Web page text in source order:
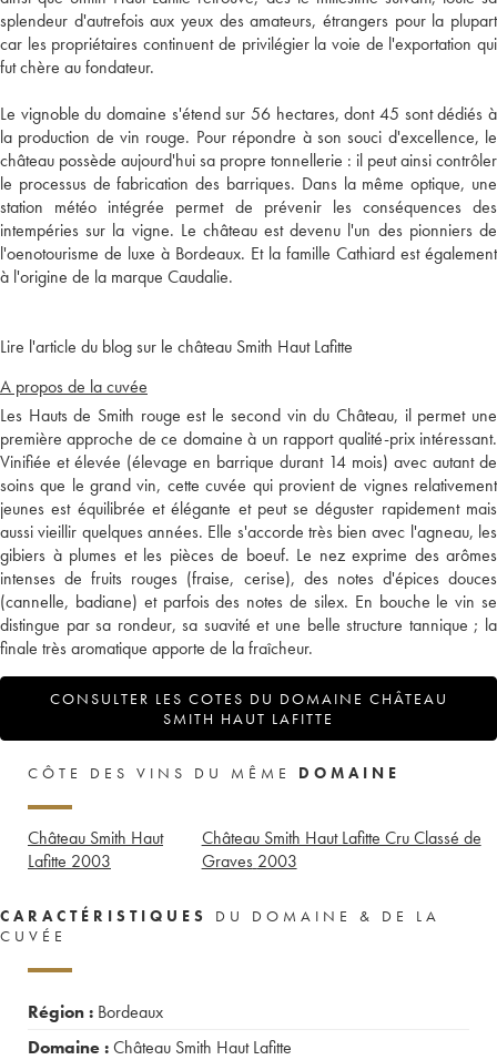
splendeur d'autrefois aux yeux des amateurs, étrangers pour la plupart
car les propriétaires continuent de privilégier la voie de l'exportation qui
fut chère au fondateur.
Le vignoble du domaine s'étend sur 56 hectares, dont 45 sont dédiés à
la production de vin rouge. Pour répondre à son souci d'excellence, le
château possède aujourd'hui sa propre tonnellerie : il peut ainsi contrôler
le processus de fabrication des barriques. Dans la même optique, une
station météo intégrée permet de prévenir les conséquences des
intempéries sur la vigne. Le château est devenu l'un des pionniers de
l'oenotourisme de luxe à Bordeaux. Et la famille Cathiard est également
à l'origine de la marque Caudalie.
Lire l'article du blog sur le château Smith Haut Lafitte
A propos de la cuvée
Les Hauts de Smith rouge est le second vin du Château, il permet une
première approche de ce domaine à un rapport qualité-prix intéressant.
Vinifiée et élevée (élevage en barrique durant 14 mois) avec autant de
soins que le grand vin, cette cuvée qui provient de vignes relativement
jeunes est équilibrée et élégante et peut se déguster rapidement mais
aussi vieillir quelques années. Elle s'accorde très bien avec l'agneau, les
gibiers à plumes et les pièces de boeuf. Le nez exprime des arômes
intenses de fruits rouges (fraise, cerise), des notes d'épices douces
(cannelle, badiane) et parfois des notes de silex. En bouche le vin se
distingue par sa rondeur, sa suavité et une belle structure tannique ; la
finale très aromatique apporte de la fraîcheur.
CONSULTER LES COTES DU DOMAINE CHÂTEAU
SMITH HAUT LAFITTE
CÔTE DES VINS DU MÊME DOMAINE
Château Smith Haut
Lafitte 2003
Château Smith Haut Lafitte Cru Classé de
Graves 2003
CARACTÉRISTIQUES
DU DOMAINE & DE LA
CUVÉE
Région : Bordeaux
Domaine :Château Smith Haut Lafitte